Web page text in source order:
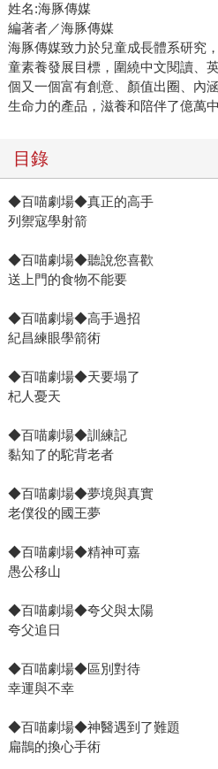
姓名:海豚傳媒
編著者／海豚傳媒
海豚傳媒致力於兒童成長體系研究
童素養發展目標，圍繞中文閱讀、
個又一個富有創意、顏值出圈、內
生命力的產品，滋養和陪伴了億萬
目錄
◆百喵劇場◆真正的高手
列禦寇學射箭
◆百喵劇場◆聽說您喜歡
送上門的食物不能要
◆百喵劇場◆高手過招
紀昌練眼學箭術
◆百喵劇場◆天要塌了
杞人憂天
◆百喵劇場◆訓練記
黏知了的駝背老者
◆百喵劇場◆夢境與真實
老僕役的國王夢
◆百喵劇場◆精神可嘉
愚公移山
◆百喵劇場◆夸父與太陽
夸父追日
◆百喵劇場◆區別對待
幸運與不幸
◆百喵劇場◆神醫遇到了難題
扁鵲的換心手術